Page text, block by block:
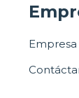
Empresa